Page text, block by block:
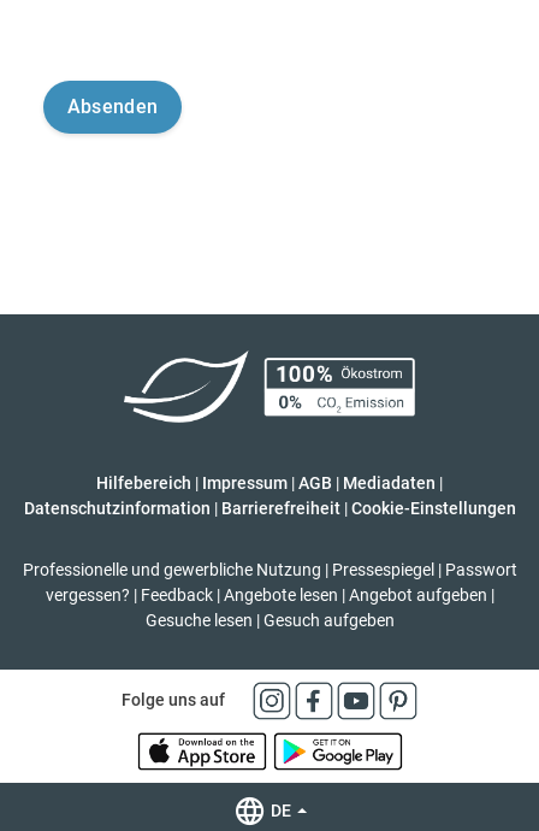
Hilfebereich | Impressum |AGB | Mediadaten |
Datenschutzinformation | Barrierefreiheit | Cookie-Einstellungen
Professionelle und gewerbliche Nutzung | Pressespiegel | Passwort
vergessen? | Feedback | Angebote lesen | Angebot aufgeben |
Gesuche lesen | Gesuch aufgeben
Folge uns auf
DE